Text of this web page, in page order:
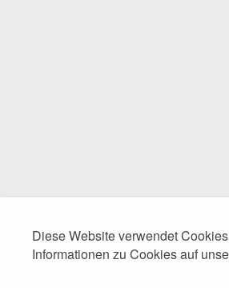
Diese Website verwendet
Informationen zu Cookies auf